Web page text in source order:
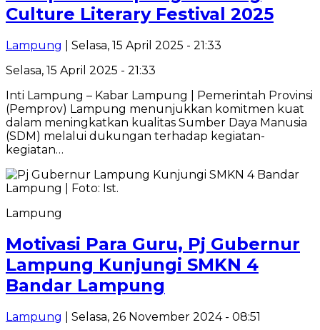
Culture Literary Festival 2025
Lampung
| Selasa, 15 April 2025 - 21:33
Selasa, 15 April 2025 - 21:33
Inti Lampung – Kabar Lampung | Pemerintah Provinsi
(Pemprov) Lampung menunjukkan komitmen kuat
dalam meningkatkan kualitas Sumber Daya Manusia
(SDM) melalui dukungan terhadap kegiatan-
kegiatan…
Lampung
Motivasi Para Guru, Pj Gubernur
Lampung Kunjungi SMKN 4
Bandar Lampung
Lampung
| Selasa, 26 November 2024 - 08:51